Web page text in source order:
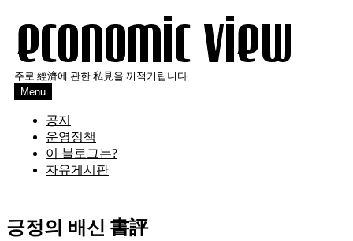
주로 經濟에 관한 私見을 끼적거립니다
Menu
공지
운영정책
이 블로그는?
자유게시판
긍정의 배신 書評